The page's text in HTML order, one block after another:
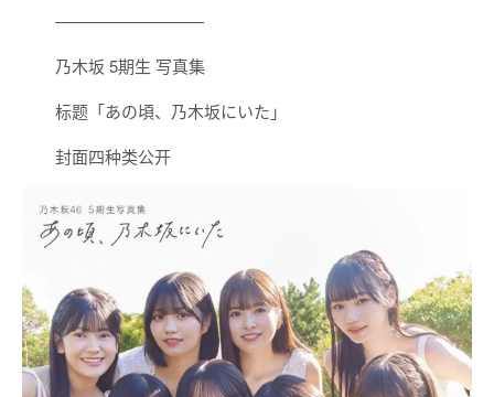
—————————
乃木坂 5期生 写真集
标题「あの頃、乃木坂にいた」
封面四种类公开